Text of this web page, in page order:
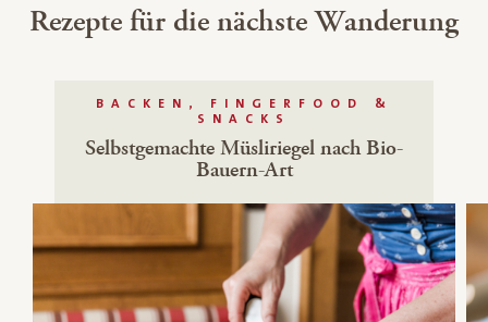
Rezepte für die nächste Wanderung
BACKEN, FINGERFOOD &
SNACKS
Selbstgemachte Müsliriegel nach Bio-
Bauern-Art